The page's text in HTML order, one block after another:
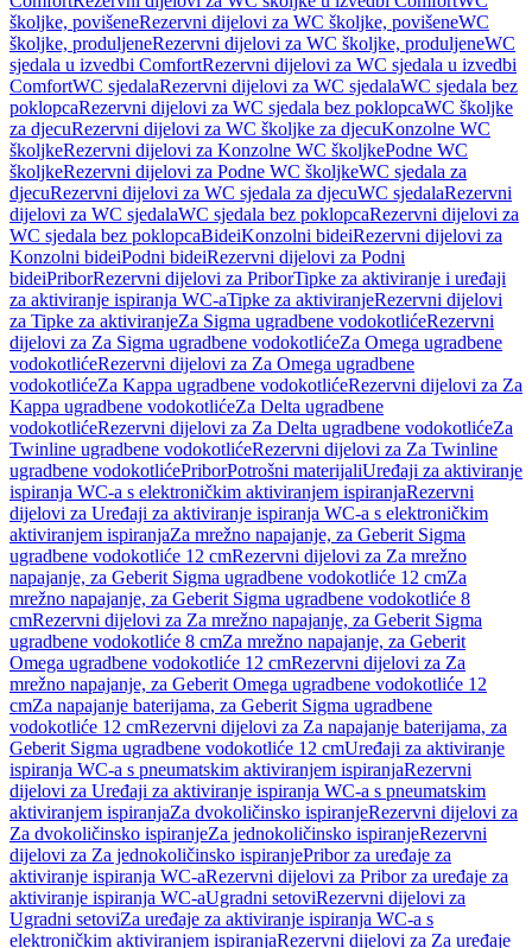
školjke, povišeneRezervni dijelovi za WC školjke, povišeneWC
školjke, produljeneRezervni dijelovi za WC školjke, produljeneWC
sjedala u izvedbi ComfortRezervni dijelovi za WC sjedala u izvedbi
ComfortWC sjedalaRezervni dijelovi za WC sjedalaWC sjedala bez
poklopcaRezervni dijelovi za WC sjedala bez poklopcaWC školjke
za djecuRezervni dijelovi za WC školjke za djecuKonzolne WC
školjkeRezervni dijelovi za Konzolne WC školjkePodne WC
školjkeRezervni dijelovi za Podne WC školjkeWC sjedala za
djecuRezervni dijelovi za WC sjedala za djecuWC sjedalaRezervni
dijelovi za WC sjedalaWC sjedala bez poklopcaRezervni dijelovi za
WC sjedala bez poklopcaBideiKonzolni bideiRezervni dijelovi za
Konzolni bideiPodni bideiRezervni dijelovi za Podni
bideiPriborRezervni dijelovi za PriborTipke za aktiviranje i uređaji
za aktiviranje ispiranja WC-aTipke za aktiviranjeRezervni dijelovi
za Tipke za aktiviranjeZa Sigma ugradbene vodokotlićeRezervni
dijelovi za Za Sigma ugradbene vodokotlićeZa Omega ugradbene
vodokotlićeRezervni dijelovi za Za Omega ugradbene
vodokotlićeZa Kappa ugradbene vodokotlićeRezervni dijelovi za Za
Kappa ugradbene vodokotlićeZa Delta ugradbene
vodokotlićeRezervni dijelovi za Za Delta ugradbene vodokotlićeZa
Twinline ugradbene vodokotlićeRezervni dijelovi za Za Twinline
ugradbene vodokotlićePriborPotrošni materijaliUređaji za aktiviranje
ispiranja WC-a s elektroničkim aktiviranjem ispiranjaRezervni
dijelovi za Uređaji za aktiviranje ispiranja WC-a s elektroničkim
aktiviranjem ispiranjaZa mrežno napajanje, za Geberit Sigma
ugradbene vodokotliće 12 cmRezervni dijelovi za Za mrežno
napajanje, za Geberit Sigma ugradbene vodokotliće 12 cmZa
mrežno napajanje, za Geberit Sigma ugradbene vodokotliće 8
cmRezervni dijelovi za Za mrežno napajanje, za Geberit Sigma
ugradbene vodokotliće 8 cmZa mrežno napajanje, za Geberit
Omega ugradbene vodokotliće 12 cmRezervni dijelovi za Za
mrežno napajanje, za Geberit Omega ugradbene vodokotliće 12
cmZa napajanje baterijama, za Geberit Sigma ugradbene
vodokotliće 12 cmRezervni dijelovi za Za napajanje baterijama, za
Geberit Sigma ugradbene vodokotliće 12 cmUređaji za aktiviranje
ispiranja WC-a s pneumatskim aktiviranjem ispiranjaRezervni
dijelovi za Uređaji za aktiviranje ispiranja WC-a s pneumatskim
aktiviranjem ispiranjaZa dvokoličinsko ispiranjeRezervni dijelovi za
Za dvokoličinsko ispiranjeZa jednokoličinsko ispiranjeRezervni
dijelovi za Za jednokoličinsko ispiranjePribor za uređaje za
aktiviranje ispiranja WC-aRezervni dijelovi za Pribor za uređaje za
aktiviranje ispiranja WC-aUgradni setoviRezervni dijelovi za
Ugradni setoviZa uređaje za aktiviranje ispiranja WC-a s
elektroničkim aktiviranjem ispiranjaRezervni dijelovi za Za uređaje